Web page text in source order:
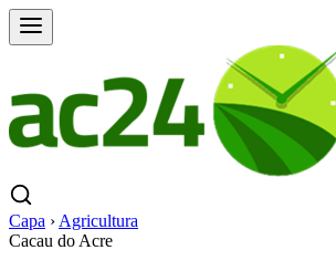
Capa › Agricultura
Cacau do Acre